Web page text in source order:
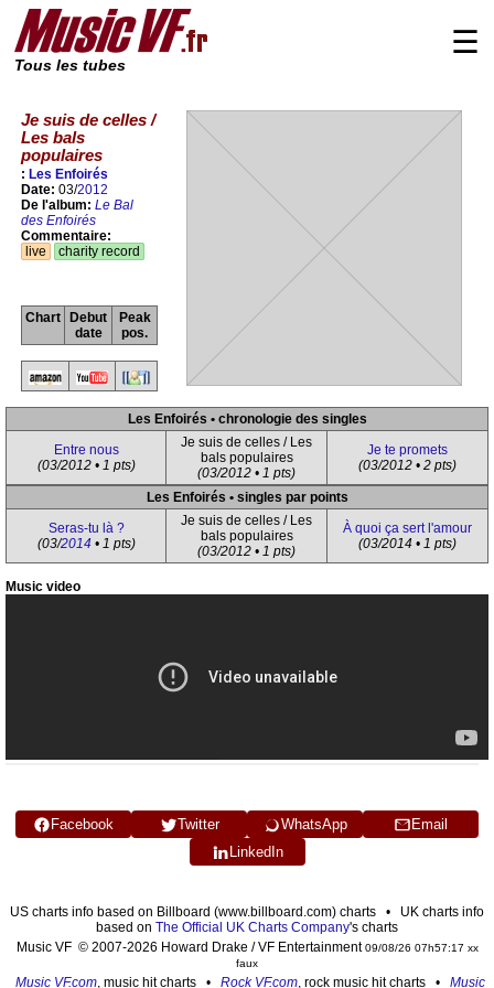
Tous les tubes
☰
Je suis de celles /
Les bals
populaires
: Les Enfoirés
Date: 03/2012
De l'album: Le Bal
des Enfoirés
Commentaire:
live
charity record
Chart
Debut
date
Peak
pos.
Les Enfoirés • chronologie des singles
Entre nous
(03/2012 • 1 pts)
Je suis de celles / Les
bals populaires
(03/2012 • 1 pts)
Je te promets
(03/2012 • 2 pts)
Les Enfoirés • singles par points
Seras-tu là ?
(03/2014• 1 pts)
Je suis de celles / Les
bals populaires
(03/2012 • 1 pts)
À quoi ça sert l'amour
(03/2014 • 1 pts)
Music video
Facebook Twitter WhatsApp
Email
LinkedIn
US charts info based on Billboard (www.billboard.com) charts • UK charts info
based on The Official UK Charts Company's charts
Music VF © 2007-2026 Howard Drake / VF Entertainment09/08/26 07h57:17 xx
faux
Music VF.com, music hit charts • Rock VF.com, rock music hit charts • Music